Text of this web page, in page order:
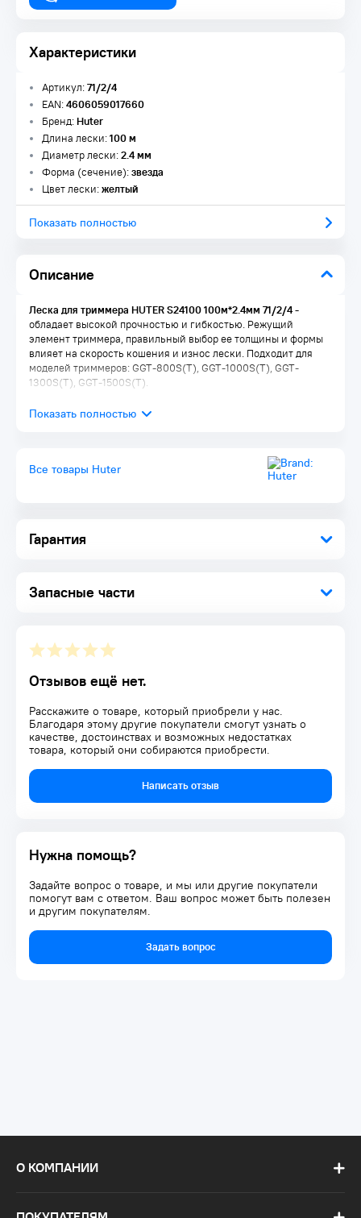
Характеристики
Описание
Гарантия
Запасные части
Артикул:71/2/4
EAN:4606059017660
Бренд:Huter
Длина лески:100 м
Диаметр лески:2.4 мм
Форма (сечение):звезда
Цвет лески:желтый
Показать полностью
Леска для триммера HUTER S24100 100м*2.4мм 71/2/4-
обладает высокой прочностью и гибкостью. Режущий
элемент триммера, правильный выбор ее толщины и формы
влияет на скорость кошения и износ лески. Подходит для
моделей триммеров: GGT-800S(T), GGT-1000S(T), GGT-
1300S(T), GGT-1500S(T).
Все товары Huter
Отзывов ещё нет.
Расскажите о товаре, который приобрели у нас.
Благодаря этому другие покупатели смогут узнать о
качестве, достоинствах и возможных недостатках
товара, который они собираются приобрести.
Написать отзыв
Нужна помощь?
Задайте вопрос о товаре, и мы или другие покупатели
помогут вам с ответом. Ваш вопрос может быть полезен
и другим покупателям.
Задать вопрос
О КОМПАНИИ